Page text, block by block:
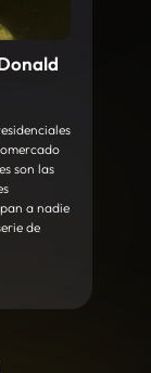
son las
a nadie
de